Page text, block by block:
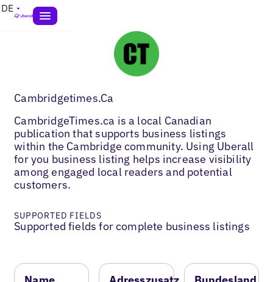
DE
Cambridgetimes.Ca
CambridgeTimes.ca is a local Canadian
publication that supports business listings
within the Cambridge community. Using Uberall
for you business listing helps increase visibility
among engaged local readers and potential
customers.
SUPPORTED FIELDS
Supported fields for complete business listings